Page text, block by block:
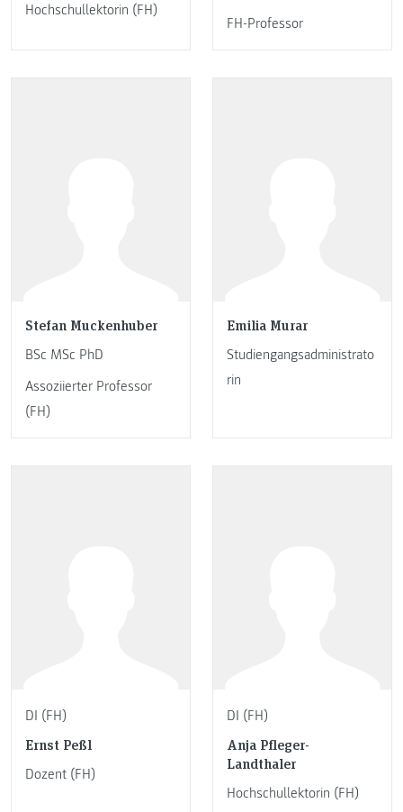
Hochschullektorin (FH)
FH-Professor
Stefan Muckenhuber
BSc MSc PhD
Assoziierter Professor
(FH)
Emilia Murar
Studiengangsadministrato
rin
DI (FH)
Ernst Peßl
Dozent (FH)
DI (FH)
Anja Pfleger-
Landthaler
Hochschullektorin (FH)